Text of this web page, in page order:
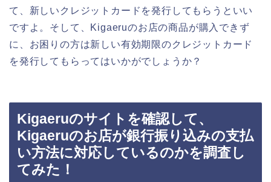
て、新しいクレジットカードを発行してもらうといい
ですよ。そして、Kigaeruのお店の商品が購入できず
に、お困りの方は新しい有効期限のクレジットカード
を発行してもらってはいかがでしょうか？
Kigaeruのサイトを確認して、
Kigaeruのお店が銀行振り込みの支払
い方法に対応しているのかを調査し
てみた！